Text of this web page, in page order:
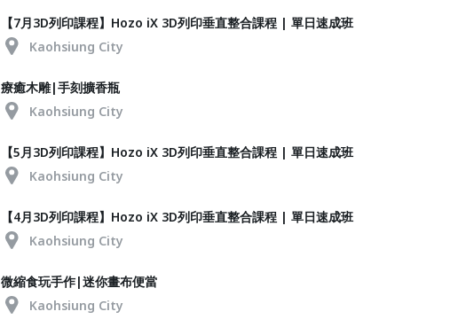
【7月3D列印課程】Hozo iX 3D列印垂直整合課程 | 單日速成班
Kaohsiung City
療癒木雕|手刻擴香瓶
Kaohsiung City
【5月3D列印課程】Hozo iX 3D列印垂直整合課程 | 單日速成班
Kaohsiung City
【4月3D列印課程】Hozo iX 3D列印垂直整合課程 | 單日速成班
Kaohsiung City
微縮食玩手作|迷你畫布便當
Kaohsiung City